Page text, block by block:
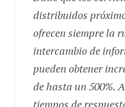
distribuidos
ofrecen siempre la
intercambio de
pueden obtener
de hasta un 500%.
tiempos de